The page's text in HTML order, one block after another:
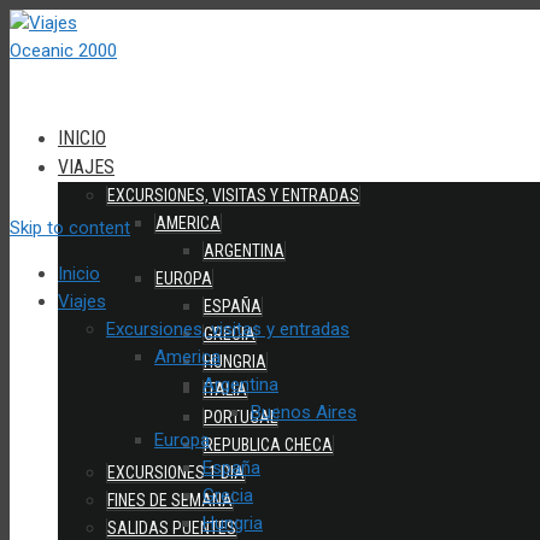
INICIO
VIAJES
EXCURSIONES, VISITAS Y ENTRADAS
AMERICA
ARGENTINA
EUROPA
ESPAÑA
GRECIA
HUNGRIA
ITALIA
PORTUGAL
REPUBLICA CHECA
EXCURSIONES 1 DIA
FINES DE SEMANA
SALIDAS PUENTES
Skip to content
Inicio
Viajes
Excursiones, visitas y entradas
America
Argentina
Buenos Aires
Europa
España
Grecia
Hungria